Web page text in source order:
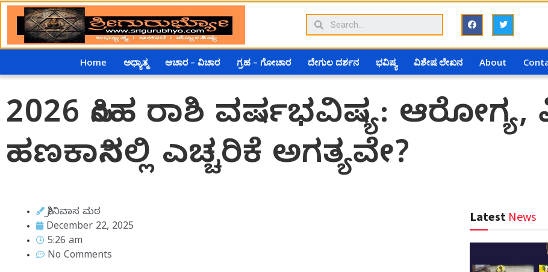
Home ಅಧ್ಯಾತ್ಮ ಆಚಾರ – ವಿಚಾರ ಗ್ರಹ – ಗೋಚಾರ ದೇಗುಲ ದರ್ಶನ ಭವಿಷ್ಯ ವಿಶೇಷ ಲೇಖನ About
2026 ಸಿಂಹ ರಾಶಿ ವರ್ಷಭವಿಷ್ಯ: ಆರೋಗ್ಯ,
ಹಣಕಾಸಿನಲ್ಲಿ ಎಚ್ಚರಿಕೆ ಅಗತ್ಯವೇ?
ಶ್ರೀನಿವಾಸ ಮಠ
December 22, 2025
5:26 am
No Comments
Latest News